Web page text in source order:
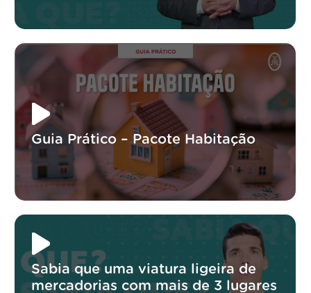
Guia Prático – Pacote Habitação
Sabia que uma viatura ligeira de
mercadorias com mais de 3 lugares